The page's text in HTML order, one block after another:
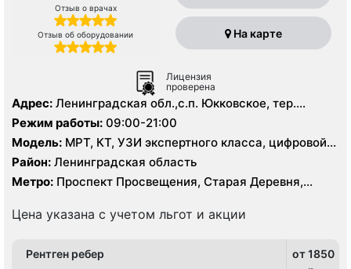
Отзыв о врачах
Отзыв об оборудовании На карте
Лицензия
проверена
Адрес: Ленинградская обл.,с.п. Юкковское, тер.
Клиника Белоостров, зд. 1, корп. 1
Режим работы: 09:00-21:00
Модель: МРТ, КТ, УЗИ экспертного класса, цифровой
рентген
Район: Ленинградская область
Метро: Проспект Просвещения, Старая Деревня,
Цена указана с учетом льгот и акции
Рентген ребер
от 1850